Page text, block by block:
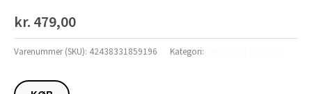
kr. 479,00
Varenummer (SKU): 42438331859196 Kategori: